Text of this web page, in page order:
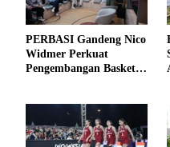
PERBASI Gandeng Nico
Widmer Perkuat
Pengembangan Basket